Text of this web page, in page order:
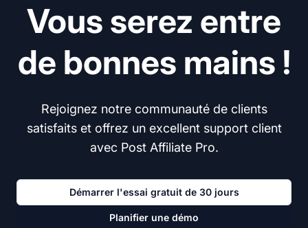
Vous serez entre
de bonnes mains !
Rejoignez notre communauté de clients
satisfaits et offrez un excellent support client
avec Post Affiliate Pro.
Démarrer l'essai gratuit de 30 jours
Planifier une démo